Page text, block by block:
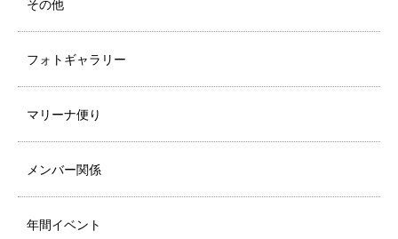
その他
フォトギャラリー
マリーナ便り
メンバー関係
年間イベント